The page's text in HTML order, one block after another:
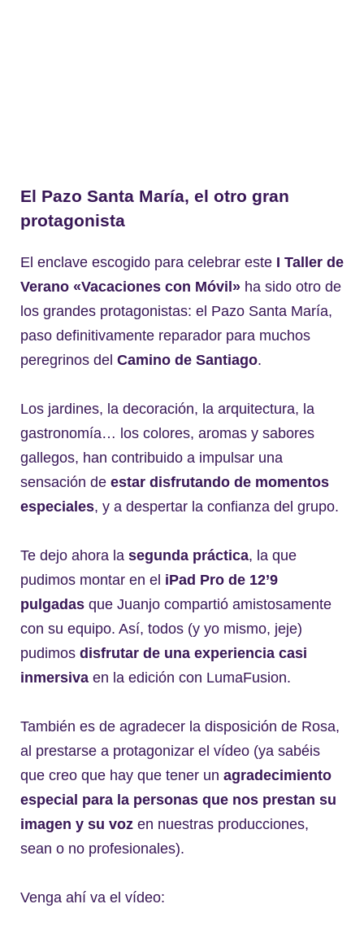
El Pazo Santa María, el otro gran
protagonista
El enclave escogido para celebrar este I Taller de
Verano «Vacaciones con Móvil» ha sido otro de
los grandes protagonistas: el Pazo Santa María,
paso definitivamente reparador para muchos
peregrinos del Camino de Santiago.
Los jardines, la decoración, la arquitectura, la
gastronomía… los colores, aromas y sabores
gallegos, han contribuido a impulsar una
sensación de estar disfrutando de momentos
especiales, y a despertar la confianza del grupo.
Te dejo ahora la segunda práctica, la que
pudimos montar en el iPad Pro de 12’9
pulgadas que Juanjo compartió amistosamente
con su equipo. Así, todos (y yo mismo, jeje)
pudimos disfrutar de una experiencia casi
inmersiva en la edición con LumaFusion.
También es de agradecer la disposición de Rosa,
al prestarse a protagonizar el vídeo (ya sabéis
que creo que hay que tener un agradecimiento
especial para la personas que nos prestan su
imagen y su voz en nuestras producciones,
sean o no profesionales).
Venga ahí va el vídeo: